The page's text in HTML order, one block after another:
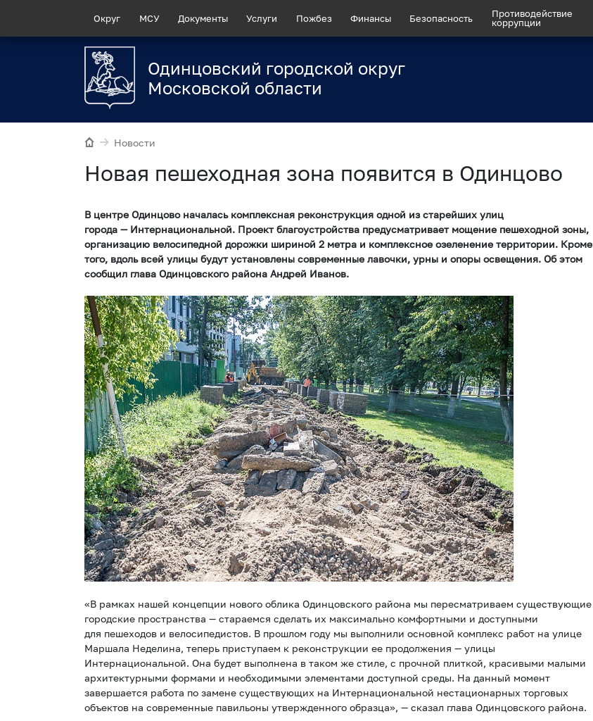
Округ МСУ Документы Услуги Пожбез Финансы Безопасность
Противодействие
коррупции
Одинцовский городской округ
Московской области
Новости
Новая пешеходная зона появится в Одинцово
В центре Одинцово началась комплексная реконструкция одной из старейших улиц
города — Интернациональной. Проект благоустройства предусматривает мощение пешеходной зоны,
организацию велосипедной дорожки шириной 2 метра и комплексное озеленение территории. Кроме
того, вдоль всей улицы будут установлены современные лавочки, урны и опоры освещения. Об этом
сообщил глава Одинцовского района Андрей Иванов.
«В рамках нашей концепции нового облика Одинцовского района мы пересматриваем существующие
городские пространства — стараемся сделать их максимально комфортными и доступными
для пешеходов и велосипедистов. В прошлом году мы выполнили основной комплекс работ на улице
Маршала Неделина, теперь приступаем к реконструкции ее продолжения — улицы
Интернациональной. Она будет выполнена в таком же стиле, с прочной плиткой, красивыми малыми
архитектурными формами и необходимыми элементами доступной среды. На данный момент
завершается работа по замене существующих на Интернациональной нестационарных торговых
объектов на современные павильоны утвержденного образца», — сказал глава Одинцовского района.